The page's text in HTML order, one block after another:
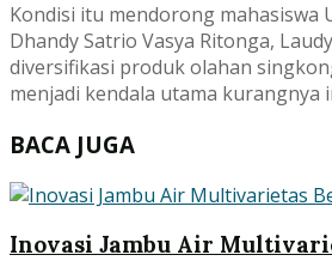
Kondisi itu mendorong mahasiswa
Dhandy Satrio Vasya Ritonga,
diversifikasi produk olahan
menjadi kendala utama kurangnya
BACA JUGA
Inovasi Jambu Air